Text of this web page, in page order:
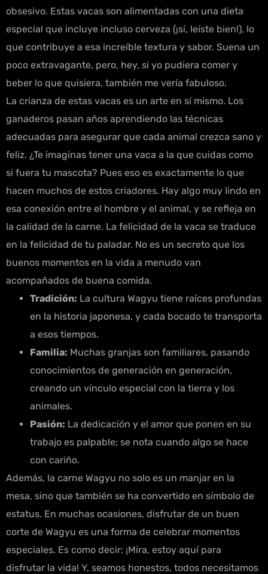
obsesivo. Estas vacas son alimentadas con una dieta
especial que incluye incluso cerveza (¡sí, leíste bien!), lo
que contribuye a esa increíble textura y sabor. Suena un
poco extravagante, pero, hey, si yo pudiera comer y
beber lo que quisiera, también me vería fabuloso.
La crianza de estas vacas es un arte en sí mismo. Los
ganaderos pasan años aprendiendo las técnicas
adecuadas para asegurar que cada animal crezca sano y
feliz. ¿Te imaginas tener una vaca a la que cuidas como
si fuera tu mascota? Pues eso es exactamente lo que
hacen muchos de estos criadores. Hay algo muy lindo en
esa conexión entre el hombre y el animal, y se refleja en
la calidad de la carne. La felicidad de la vaca se traduce
en la felicidad de tu paladar. No es un secreto que los
buenos momentos en la vida a menudo van
acompañados de buena comida.
Tradición: La cultura Wagyu tiene raíces profundas
en la historia japonesa, y cada bocado te transporta
a esos tiempos.
Familia: Muchas granjas son familiares, pasando
conocimientos de generación en generación,
creando un vínculo especial con la tierra y los
animales.
Pasión: La dedicación y el amor que ponen en su
trabajo es palpable; se nota cuando algo se hace
con cariño.
Además, la carne Wagyu no solo es un manjar en la
mesa, sino que también se ha convertido en símbolo de
estatus. En muchas ocasiones, disfrutar de un buen
corte de Wagyu es una forma de celebrar momentos
especiales. Es como decir: ¡Mira, estoy aquí para
disfrutar la vida! Y, seamos honestos, todos necesitamos